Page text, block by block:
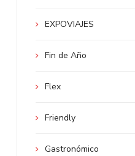
EXPOVIAJES
Fin de Año
Flex
Friendly
Gastronómico